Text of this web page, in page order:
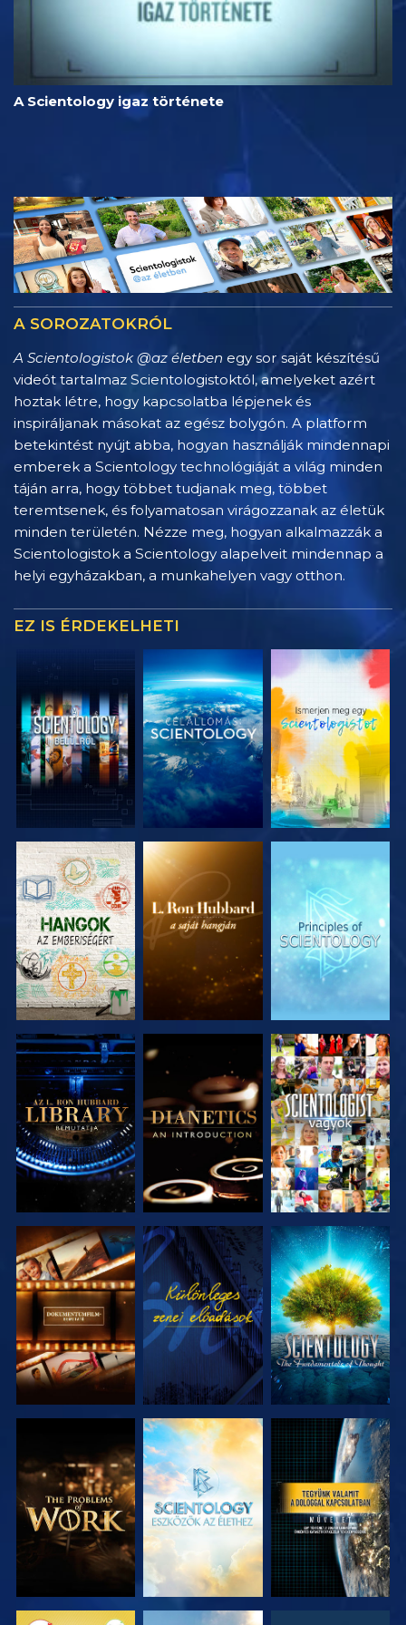
A Scientology igaz története
A SOROZATOKRÓL
A Scientologistok @az életben egy sor saját készítésű
videót tartalmaz Scientologistoktól, amelyeket azért
hoztak létre, hogy kapcsolatba lépjenek és
inspiráljanak másokat az egész bolygón. A platform
betekintést nyújt abba, hogyan használják mindennapi
emberek a Scientology technológiáját a világ minden
táján arra, hogy többet tudjanak meg, többet
teremtsenek, és folyamatosan virágozzanak az életük
minden területén. Nézze meg, hogyan alkalmazzák a
Scientologistok a Scientology alapelveit mindennap a
helyi egyházakban, a munkahelyen vagy otthon.
EZ IS ÉRDEKELHETI
A SOROZAT
RÉSZEI
A SOROZAT
RÉSZEI
A SOROZAT
RÉSZEI
A SOROZAT
RÉSZEI
A SOROZAT
RÉSZEI
MŰSORNÉZÉS
A SOROZAT
RÉSZEI
MŰSORNÉZÉS
A SOROZAT
RÉSZEI
A SOROZAT
RÉSZEI
A SOROZAT
RÉSZEI
MŰSORNÉZÉS